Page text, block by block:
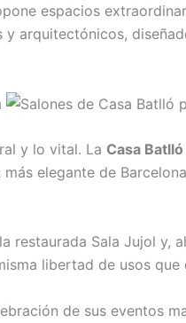
espacios
arquitectónicos,
y lo vital. La Casa Batlló
elegante de
restaurada Sala Jujol y,
libertad de usos que
de sus eventos